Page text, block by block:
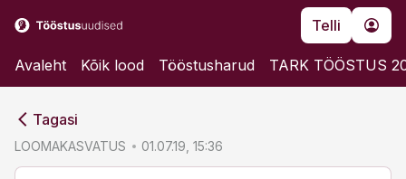
Telli
Avaleht Kõik lood Tööstusharud TARK TÖÖSTUS
Tagasi
LOOMAKASVATUS 01.07.19, 15:36